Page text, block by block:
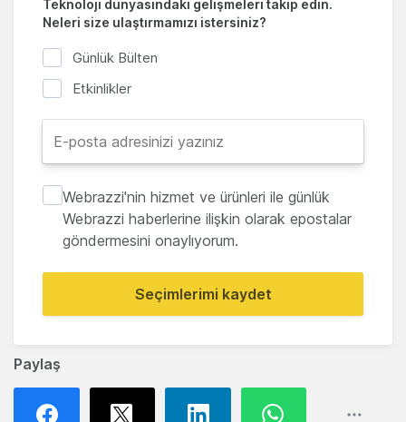
Paylaş
Teknoloji dünyasındaki gelişmeleri takip edin.
Neleri size ulaştırmamızı istersiniz?
Günlük Bülten
Etkinlikler
Webrazzi'nin hizmet ve ürünleri ile günlük
Webrazzi haberlerine ilişkin olarak epostalar
göndermesini onaylıyorum.
Seçimlerimi kaydet